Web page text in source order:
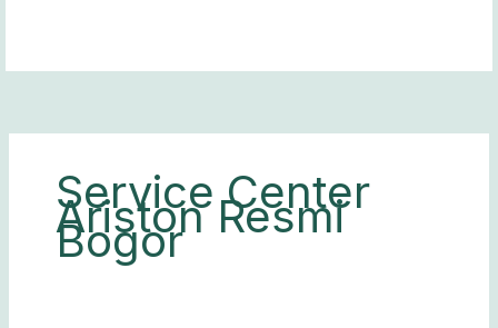
Service Center
Ariston Resmi
Bogor